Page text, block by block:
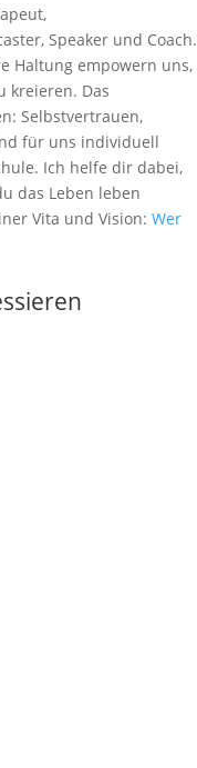
Speaker und Coach.
Haltung empowern uns,
kreieren. Das
Selbstvertrauen,
für uns individuell
Ich helfe dir dabei,
das Leben leben
Vita und Vision: Wer